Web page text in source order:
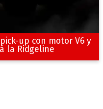
up con motor V6 y
la Ridgeline